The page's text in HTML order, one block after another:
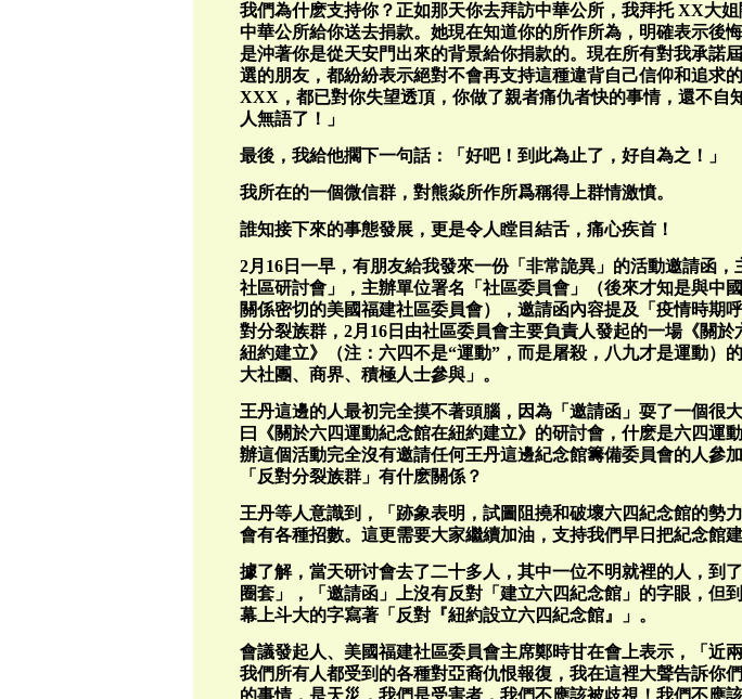
我們為什麽支持你？正如那天你去拜訪中華公所，我拜托 XX大
中華公所給你送去捐款。她現在知道你的所作所為，明確表示後
是沖著你是從天安門出來的背景給你捐款的。現在所有對我承諾
選的朋友，都紛紛表示絕對不會再支持這種違背自己信仰和追求
XXX，都已對你失望透頂，你做了親者痛仇者快的事情，還不自
人無語了！」
最後，我給他擱下一句話：「好吧！到此為止了，好自為之！」
我所在的一個微信群，對熊焱所作所爲稱得上群情激憤。
誰知接下來的事態發展，更是令人瞠目結舌，痛心疾首！
2月16日一早，有朋友給我發來一份「非常詭異」的活動邀請函，
社區研討會」，主辦單位署名「社區委員會」（後來才知是與中
關係密切的美國福建社區委員會），邀請函內容提及「疫情時期
對分裂族群，2月16日由社區委員會主要負責人發起的一場《關於
紐約建立》（注：六四不是“運動”，而是屠殺，八九才是運動）
大社團、商界、積極人士參與」。
王丹這邊的人最初完全摸不著頭腦，因為「邀請函」耍了一個很
曰《關於六四運動紀念館在紐約建立》的研討會，什麽是六四運
辦這個活動完全沒有邀請任何王丹這邊紀念館籌備委員會的人參
「反對分裂族群」有什麽關係？
王丹等人意識到，「跡象表明，試圖阻撓和破壞六四紀念館的勢
會有各種招數。這更需要大家繼續加油，支持我們早日把紀念館建
據了解，當天研讨會去了二十多人，其中一位不明就裡的人，到
圈套」，「邀請函」上沒有反對「建立六四紀念館」的字眼，但
幕上斗大的字寫著「反對『紐約設立六四紀念館』」。
會議發起人、美國福建社區委員會主席鄭時甘在會上表示，「近
我們所有人都受到的各種對亞裔仇恨報復，我在這裡大聲告訴你
的事情，是天災，我們是受害者，我們不應該被歧視！我們不應